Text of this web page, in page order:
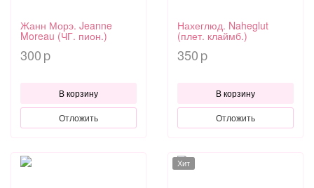
Жанн Морэ. Jeanne
Moreau (ЧГ. пион.)
300 p
В корзину
Отложить
Нахеглюд. Naheglut
(плет. клаймб.)
350 p
В корзину
Отложить
Хит